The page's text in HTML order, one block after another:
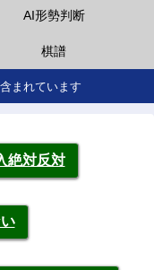
AI形勢判断
棋譜
まれています
絶対反対